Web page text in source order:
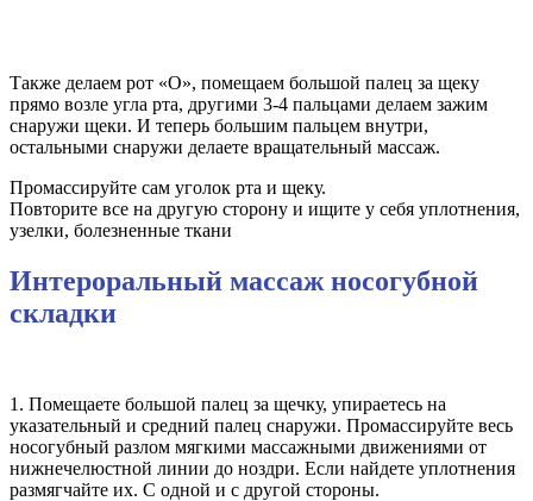
Также делаем рот «О», помещаем большой палец за щеку
прямо возле угла рта, другими 3-4 пальцами делаем зажим
снаружи щеки. И теперь большим пальцем внутри,
остальными снаружи делаете вращательный массаж.
Промассируйте сам уголок рта и щеку.
Повторите все на другую сторону и ищите у себя уплотнения,
узелки, болезненные ткани
Интероральный массаж носогубной
складки
1. Помещаете большой палец за щечку, упираетесь на
указательный и средний палец снаружи. Промассируйте весь
носогубный разлом мягкими массажными движениями от
нижнечелюстной линии до ноздри. Если найдете уплотнения
размягчайте их. С одной и с другой стороны.